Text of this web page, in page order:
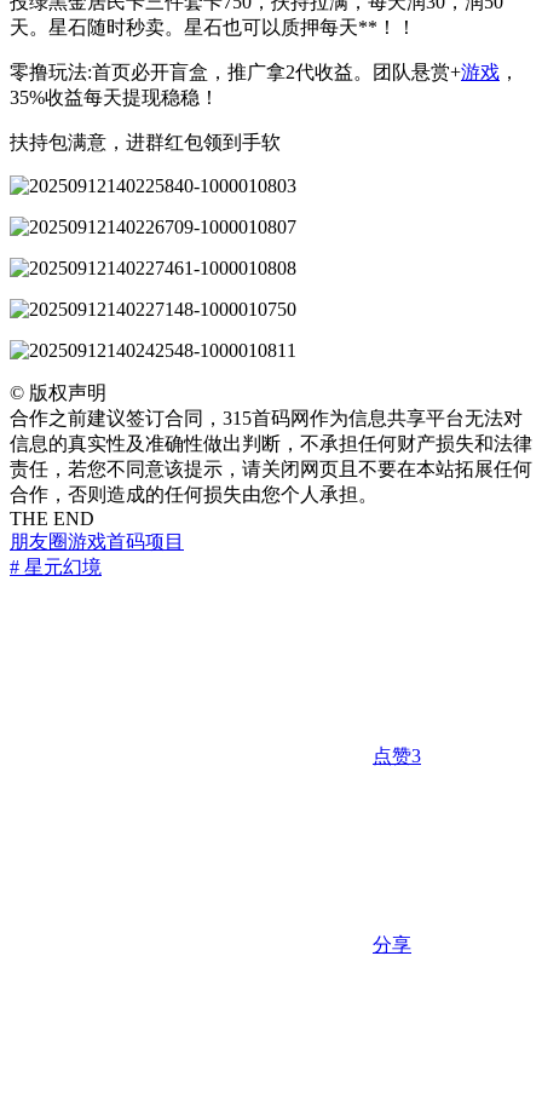
天。星石随时秒卖。星石也可以质押每天**！！
零撸玩法:首页必开盲盒，推广拿2代收益。团队悬赏+游戏 ，
35%收益每天提现稳稳！
扶持包满意，进群红包领到手软
© 版权声明
合作之前建议签订合同，315首码网作为信息共享平台无法对
信息的真实性及准确性做出判断，不承担任何财产损失和法律
责任，若您不同意该提示，请关闭网页且不要在本站拓展任何
合作，否则造成的任何损失由您个人承担。
THE END
朋友圈游戏首码项目
# 星元幻境
点赞3
分享